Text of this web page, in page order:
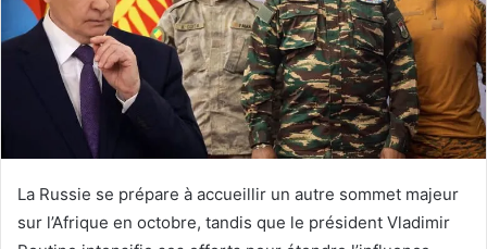
La Russie se prépare à accueillir un autre sommet majeur
sur l’Afrique en octobre, tandis que le président Vladimir